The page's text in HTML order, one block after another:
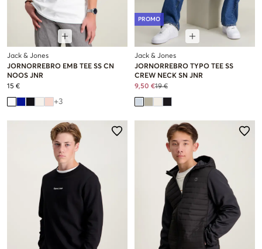
Jack & Jones
JORNORREBRO EMB TEE SS CN
NOOS JNR
15 €
+3
PROMO
Jack & Jones
JORNORREBRO TYPO TEE SS
CREW NECK SN JNR
9,50 €19 €